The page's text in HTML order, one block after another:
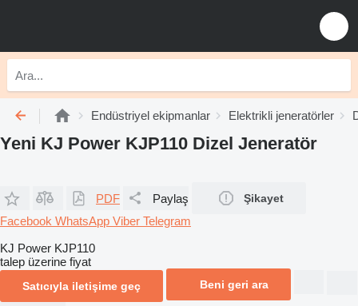
Endüstriyel ekipmanlar Elektrikli jeneratörler
Yeni KJ Power KJP110 Dizel Jeneratör
PDF Paylaş Şikayet
Facebook WhatsApp Viber Telegram
KJ Power KJP110
talep üzerine fiyat
Satıcıyla iletişime geç Beni geri ara